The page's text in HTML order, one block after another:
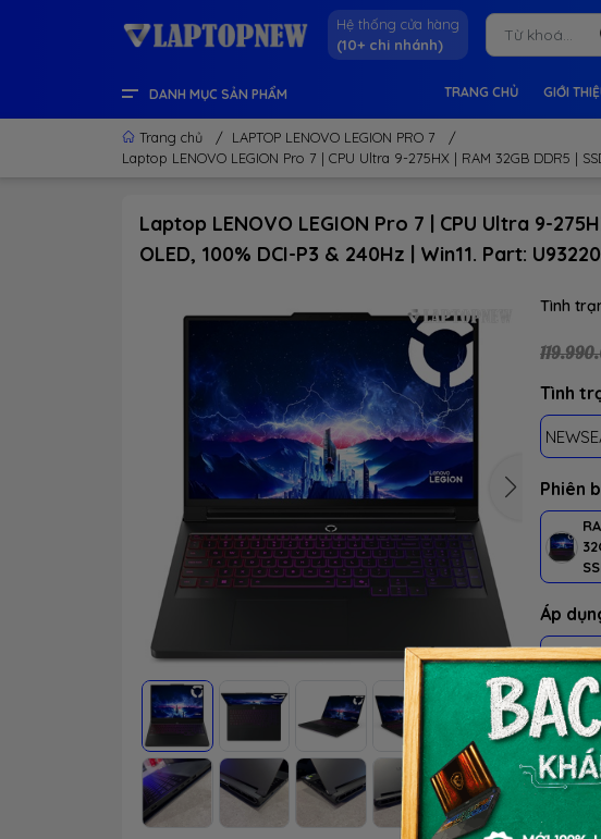
Hệ thống cửa hàng
(10+ chi nhánh)
DANH MỤC SẢN PHẨM TRANG CHỦ GIỚI
Trang chủ / LAPTOP LENOVO LEGION PRO 7
/
Laptop LENOVO LEGION Pro 7 | CPU Ultra 9-275HX | RAM 32GB DDR5 |
Laptop LENOVO LEGION Pro 7 | CPU Ultra 9-
OLED, 100% DCI-P3 & 240Hz | Win11. Part:
Tình
Tình
Phiên
Áp
HS-
Số